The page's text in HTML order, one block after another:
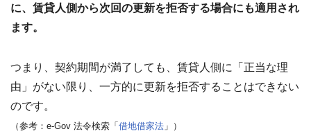
536-
408 ／
資料
ダウ
ンロ
料）
に、賃貸人側から次回の更新を拒否する場合にも適用され
ます。
つまり、契約期間が満了しても、賃貸人側に「正当な理
由」がない限り、一方的に更新を拒否することはできない
のです。
（参考：e-Gov 法令検索「 借地借家法 」）